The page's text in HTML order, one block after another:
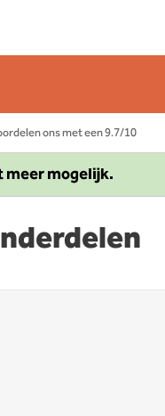
ons met een 9.7/10
meer mogelijk.